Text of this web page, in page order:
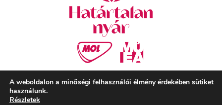
A weboldalon a minőségi felhasználói élmény érdekében sütiket
használunk.
Részletek